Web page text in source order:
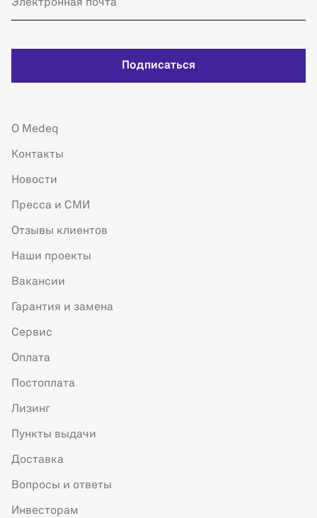
Подписаться
О Medeq
Контакты
Новости
Пресса и СМИ
Отзывы клиентов
Наши проекты
Вакансии
Гарантия и замена
Сервис
Оплата
Постоплата
Лизинг
Пункты выдачи
Доставка
Вопросы и ответы
Инвесторам